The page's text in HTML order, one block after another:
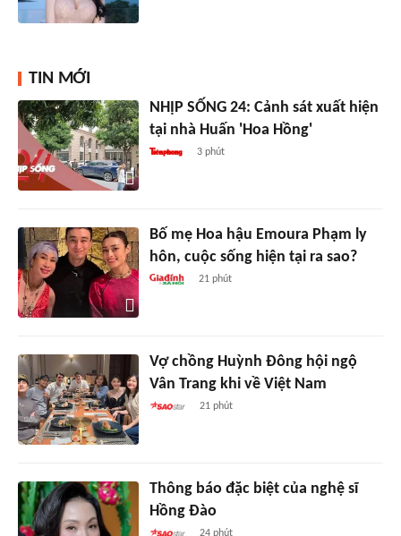
TIN MỚI
NHỊP SỐNG 24: Cảnh sát xuất hiện
tại nhà Huấn 'Hoa Hồng'
3 phút
Bố mẹ Hoa hậu Emoura Phạm ly
hôn, cuộc sống hiện tại ra sao?
21 phút
Vợ chồng Huỳnh Đông hội ngộ
Vân Trang khi về Việt Nam
21 phút
Thông báo đặc biệt của nghệ sĩ
Hồng Đào
24 phút